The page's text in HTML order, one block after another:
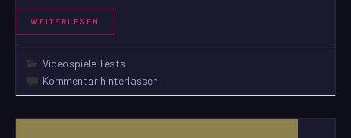
WEITERLESEN
Videospiele Tests
Kommentar hinterlassen